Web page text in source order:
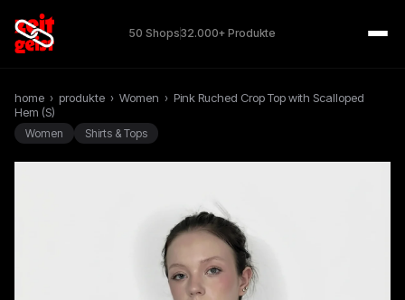
50 Shops32.000+ Produkte
home › produkte › Women › Pink Ruched Crop Top with Scalloped
Hem (S)
Women Shirts & Tops